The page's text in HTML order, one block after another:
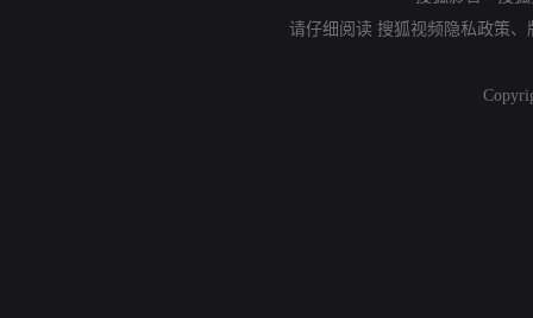
请仔细阅读 搜狐视频隐私政策、